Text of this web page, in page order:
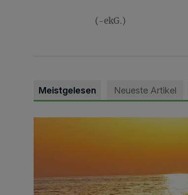
(-ekG.)
Meistgelesen Neueste Artikel